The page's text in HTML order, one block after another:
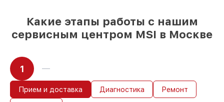
Какие этапы работы с нашим
сервисным центром MSI в Москве
1
Прием и доставка Диагностика Ремонт